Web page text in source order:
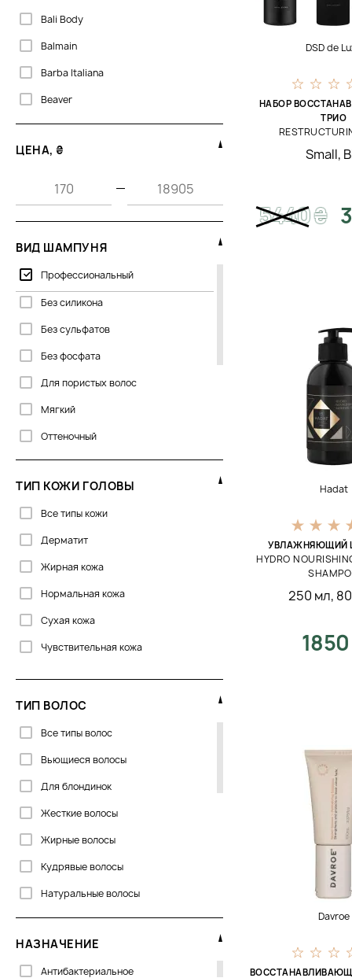
Bali Body
Balmain
Barba Italiana
Beaver
Biogena
Bjorn Axen
CU Skin
Lee Stafford
Lola Cosmetics
L’anza
Mais Laboratory
ЦЕНА, ₴
—
ВИД ШАМПУНЯ
Профессиональный
Без силикона
Без сульфатов
Без фосфата
Для пористых волос
Мягкий
Оттеночный
С кератином
Сухой
Твердый
Тонирующий
Увлажняющий
ТИП КОЖИ ГОЛОВЫ
Все типы кожи
Дерматит
Жирная кожа
Нормальная кожа
Сухая кожа
Чувствительная кожа
ТИП ВОЛОС
Все типы волос
Вьющиеся волосы
Для блондинок
Жесткие волосы
Жирные волосы
Кудрявые волосы
Натуральные волосы
Непослушные волосы
Нормальные волосы
Окрашеные волосы
НАЗНАЧЕНИЕ
Антибактериальное
DSD de
НАБОР
ТРИО
Small,
5440₴
Hadat
УВЛАЖНЯЮЩИЙ
HYDRO
250 мл,
Davroe